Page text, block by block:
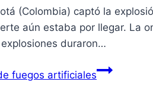
(Colombia) captó la
aún estaba por llegar. La
duraron…
fuegos artificiales